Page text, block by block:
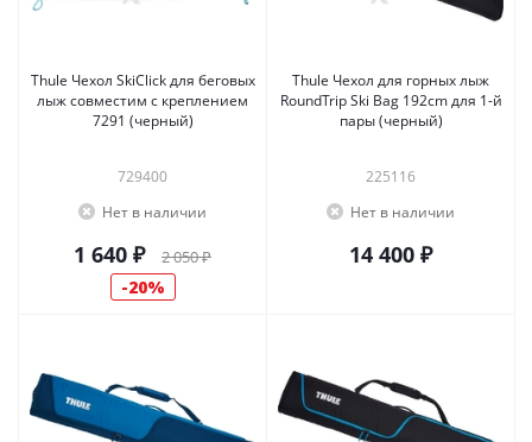
Thule Чехол SkiClick для беговых
лыж совместим с креплением
7291 (черный)
729400
Нет в наличии
1 640 ₽ 2 050 ₽
20%
Thule Чехол для горных лыж
RoundTrip Ski Bag 192cm для 1-й
пары (черный)
225116
Нет в наличии
14 400 ₽